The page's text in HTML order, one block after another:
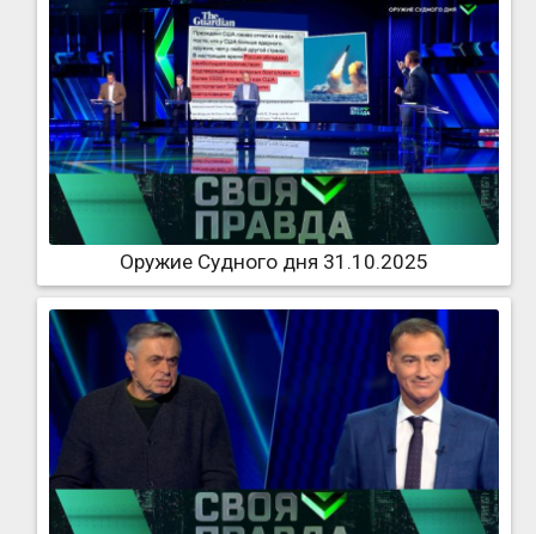
Оружие Судного дня 31.10.2025